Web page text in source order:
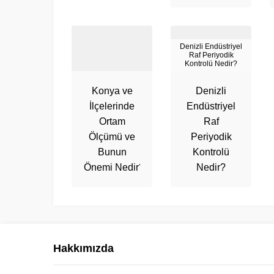
Konya ve
İlçelerinde
Ortam
Ölçümü ve
Bunun
Önemi Nedir?
Denizli Endüstriyel
Raf Periyodik
Kontrolü Nedir?
Denizli
Endüstriyel
Raf
Periyodik
Kontrolü
Nedir?
Hakkımızda